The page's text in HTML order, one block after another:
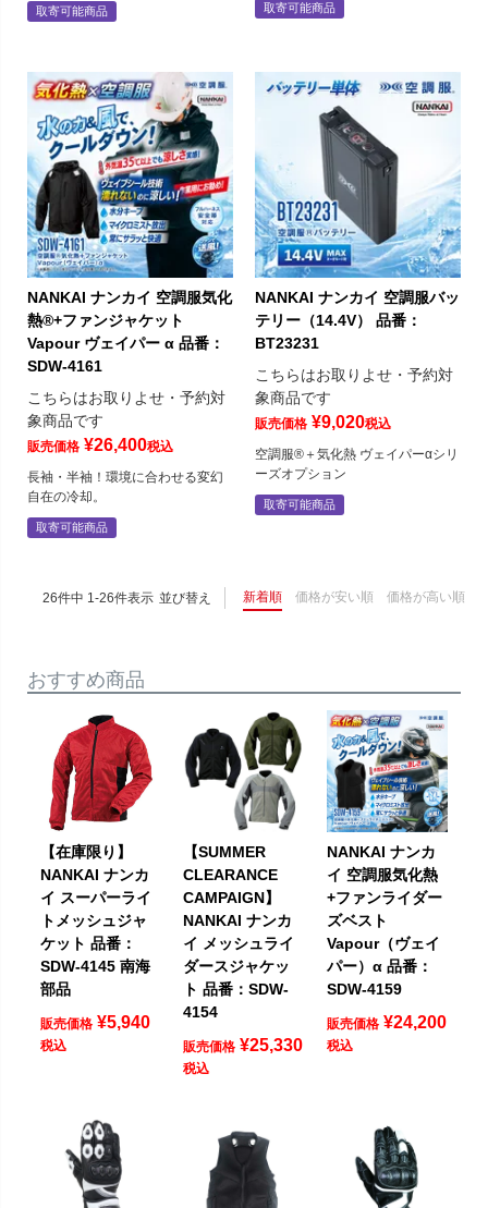
取寄可能商品 取寄可能商品
NANKAI ナンカイ 空調服気化
熱®+ファンジャケット
Vapour ヴェイパー α 品番：
SDW-4161
こちらはお取りよせ・予約対
象商品です
販売価格 ¥26,400税込
長袖・半袖！環境に合わせる変幻
自在の冷却。
取寄可能商品
NANKAI ナンカイ 空調服バッ
テリー（14.4V） 品番：
BT23231
こちらはお取りよせ・予約対
象商品です
販売価格 ¥9,020税込
空調服®＋気化熱 ヴェイパーαシリ
ーズオプション
取寄可能商品
並び替え 新着順 価格が安い順 価格が高い順
26件中 1-26件表示
おすすめ商品
【在庫限り】
NANKAI ナンカ
イ スーパーライ
トメッシュジャ
ケット 品番：
SDW-4145 南海
部品
販売価格 ¥5,940
税込
【SUMMER
CLEARANCE
CAMPAIGN】
NANKAI ナンカ
イ メッシュライ
ダースジャケッ
ト 品番：SDW-
4154
販売価格 ¥25,330
税込
NANKAI ナンカ
イ 空調服気化熱
+ファンライダー
ズベスト
Vapour（ヴェイ
パー）α 品番：
SDW-4159
販売価格 ¥24,200
税込